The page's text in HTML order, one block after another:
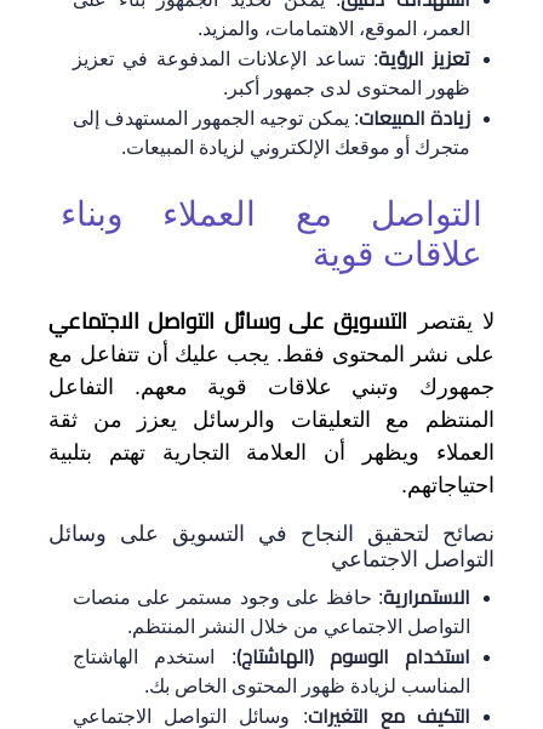
العمر، الموقع، الاهتمامات، والمزيد.
تعزيز الرؤية: تساعد الإعلانات المدفوعة في تعزيز
ظهور المحتوى لدى جمهور أكبر.
زيادة المبيعات: يمكن توجيه الجمهور المستهدف إلى
متجرك أو موقعك الإلكتروني لزيادة المبيعات.
التواصل مع العملاء وبناء
علاقات قوية
لا يقتصر التسويق على وسائل التواصل الاجتماعي
على نشر المحتوى فقط. يجب عليك أن تتفاعل مع
جمهورك وتبني علاقات قوية معهم. التفاعل
المنتظم مع التعليقات والرسائل يعزز من ثقة
العملاء ويظهر أن العلامة التجارية تهتم بتلبية
احتياجاتهم.
نصائح لتحقيق النجاح في التسويق على وسائل
التواصل الاجتماعي
الاستمرارية: حافظ على وجود مستمر على منصات
التواصل الاجتماعي من خلال النشر المنتظم.
استخدام الوسوم (الهاشتاج): استخدم الهاشتاج
المناسب لزيادة ظهور المحتوى الخاص بك.
التكيف مع التغيرات: وسائل التواصل الاجتماعي